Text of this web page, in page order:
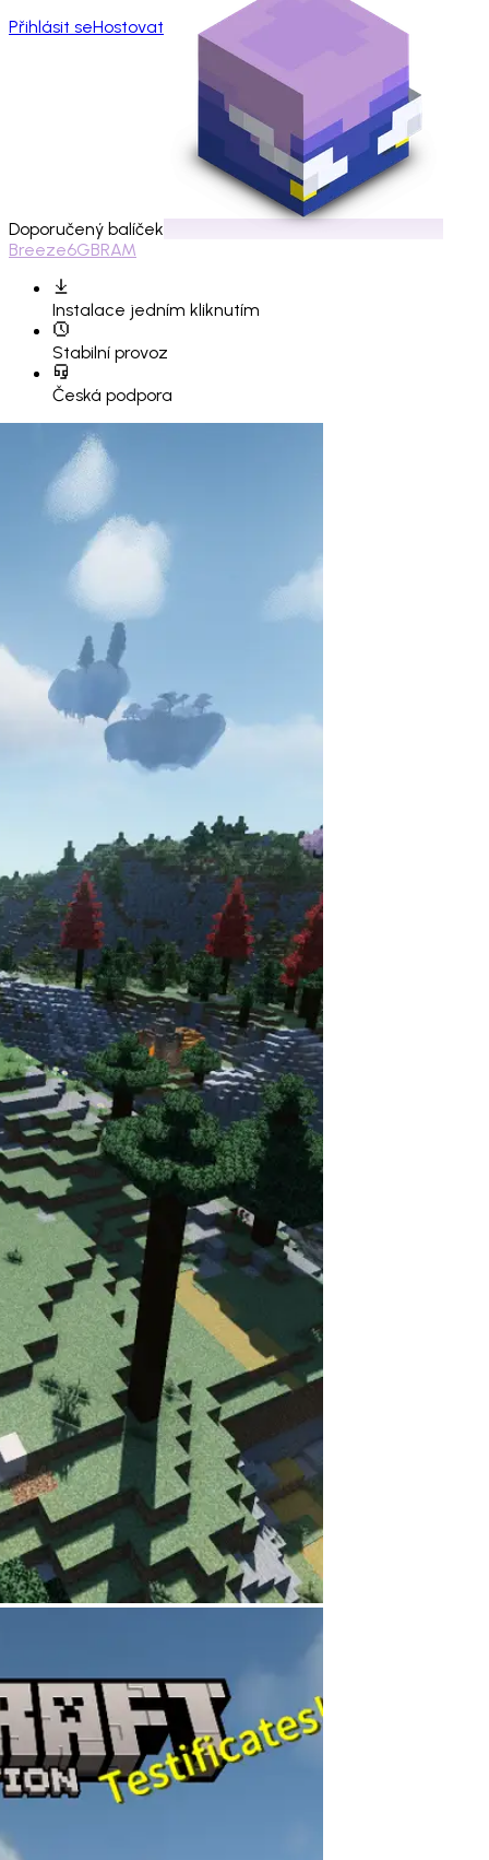
Přihlásit seHostovat
Doporučený balíček
Breeze6GBRAM
Instalace jedním kliknutím
Stabilní provoz
Česká podpora